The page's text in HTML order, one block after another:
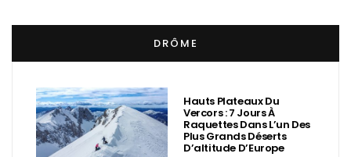
DRÔME
Hauts Plateaux Du
Vercors : 7 Jours À
Raquettes Dans L’un Des
Plus Grands Déserts
D’altitude D’Europe